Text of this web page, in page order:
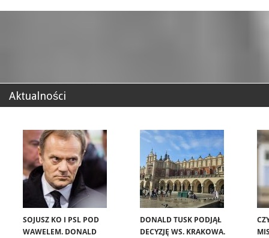
Aktualności
SOJUSZ KO I PSL POD
WAWELEM. DONALD
DONALD TUSK PODJĄŁ
DECYZJĘ WS. KRAKOWA.